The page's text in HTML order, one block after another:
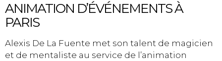
ANIMATION D’ÉVÉNEMENTS À
PARIS
Alexis De La Fuente met son talent de magicien
et de mentaliste au service de l’animation